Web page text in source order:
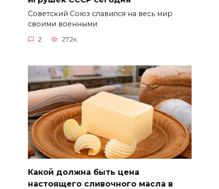
Советский Союз славился на весь мир
своими военными
2 27.2к.
Какой должна быть цена
настоящего сливочного масла в